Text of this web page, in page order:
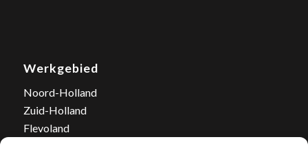
Werkgebied
Noord-Holland
Zuid-Holland
Flevoland